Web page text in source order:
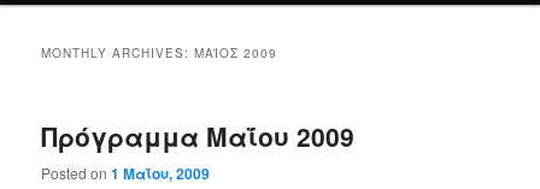
MONTHLY ARCHIVES:ΜΆΙΟΣ 2009
Πρόγραμμα Μαΐου 2009
Posted on1 Μαΐου, 2009